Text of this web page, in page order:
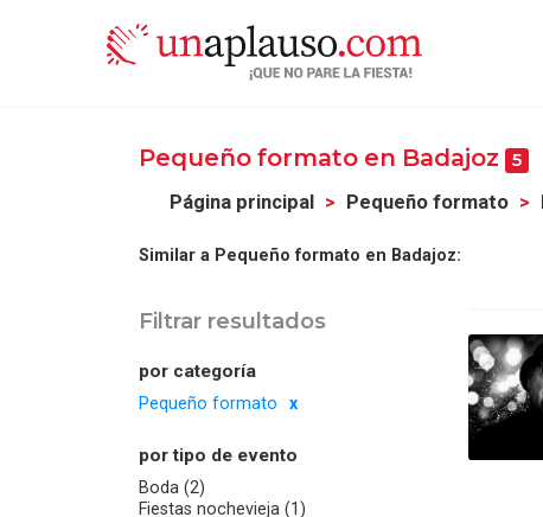
Pequeño formato en Badajoz 5
Página principal Pequeño formato
Similar a Pequeño formato en Badajoz:
Filtrar resultados
por categoría
Pequeño formato
por tipo de evento
Boda (2)
Fiestas nochevieja (1)